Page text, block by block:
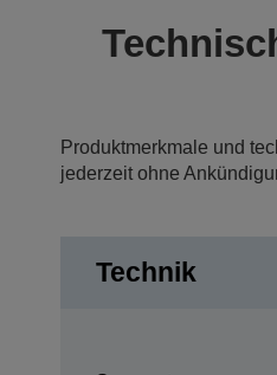
Produktmerkmale und
jederzeit ohne
Technik